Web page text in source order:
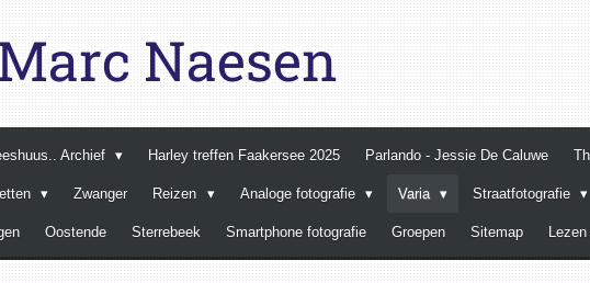
Naesen
Archief Harley treffen Faakersee 2025 Parlando - Jessie De Caluwe
Zwanger Reizen Analoge fotografie Varia Straatfotografie
Oostende Sterrebeek Smartphone fotografie Groepen Sitemap